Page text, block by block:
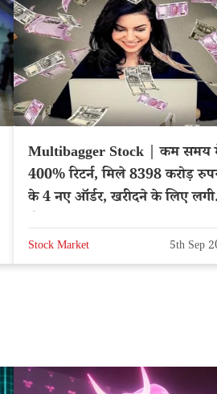
Multibagger Stock | कम समय
400% रिटर्न, मिले 8398 करोड़
के 4 नए ऑर्डर, खरीदने के लिए लगी
Stock Market 5th Sep